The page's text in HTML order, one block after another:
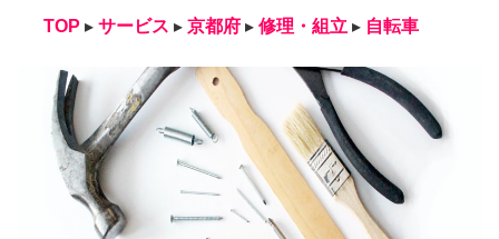
TOP ▸ サービス ▸ 京都府 ▸ 修理・組立 ▸ 自転車